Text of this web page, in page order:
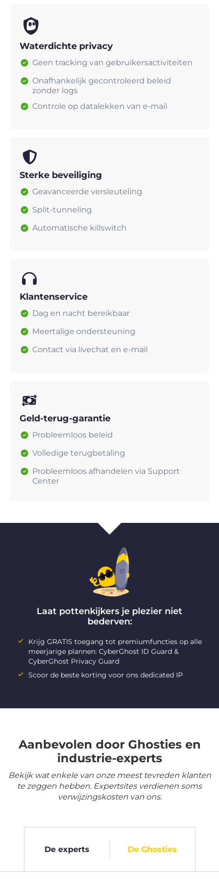
Waterdichte privacy
Geen tracking van gebruikersactiviteiten
Onafhankelijk gecontroleerd beleid
zonder logs
Controle op datalekken van e-mail
Sterke beveiliging
Geavanceerde versleuteling
Split-tunneling
Automatische killswitch
Klantenservice
Dag en nacht bereikbaar
Meertalige ondersteuning
Contact via livechat en e-mail
Geld-terug-garantie
Probleemloos beleid
Volledige terugbetaling
Probleemloos afhandelen via Support
Center
Laat pottenkijkers je plezier niet
bederven:
Krijg GRATIS toegang tot premiumfuncties op alle
meerjarige plannen: CyberGhost ID Guard &
CyberGhost Privacy Guard
Scoor de beste korting voor ons dedicated IP
Aanbevolen door Ghosties en
industrie-experts
Bekijk wat enkele van onze meest tevreden klanten
te zeggen hebben. Expertsites verdienen soms
verwijzingskosten van ons.
De experts De Ghosties